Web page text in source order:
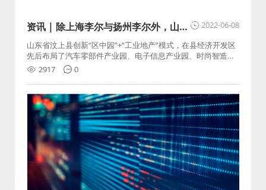
2022-06-08
资讯 | 除上海李尔与扬州李尔外，山东
汶上正积极引进北京李尔、天津李尔线
束工厂
山东省汶上县创新“区中园”+“工业地产”模式，在县经济开发区
先后布局了汽车零部件产业园、电子信息产业园、时尚智造产
业园、“两高两新产业园”，筑巢引凤，吸引外来资金项目。
2917 0